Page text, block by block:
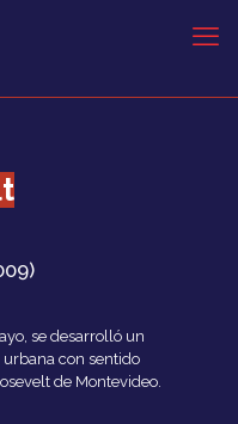
se desarrolló un
con sentido
de Montevideo.